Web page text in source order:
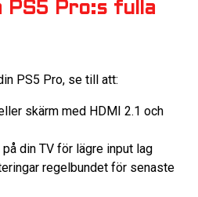
PS5 Pro:s fulla
PS5 Pro, se till att:
skärm med HDMI 2.1 och
din TV för lägre input lag
regelbundet för senaste